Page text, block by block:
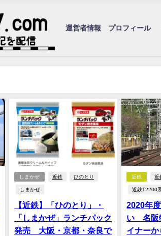
運営者情報 プロフィール
しまかぜ 近鉄 ひのとり
しまかぜ
【近鉄】「ひのとり」・
「しまかぜ」ランチパック
発売 大阪・京都・奈良で
近鉄 近
近鉄12200
2020年
い 名阪
イナーか